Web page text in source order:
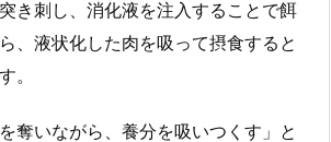
き刺し、消化液を注入することで餌
、液状化した肉を吸って摂食すると
。
奪いながら、養分を吸いつくす」と